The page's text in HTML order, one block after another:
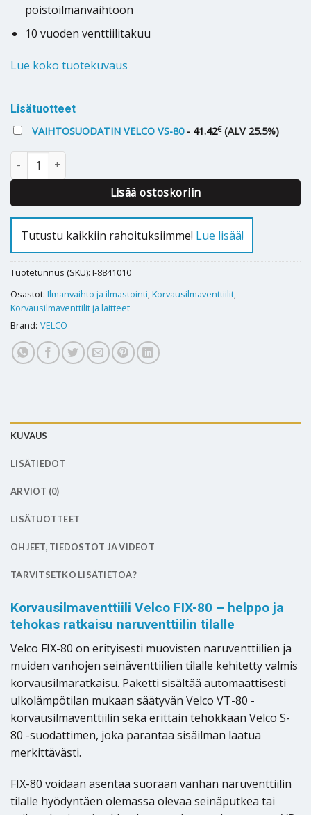
poistoilmanvaihtoon
10 vuoden venttiilitakuu
Lue koko tuotekuvaus
Lisätuotteet
VAIHTOSUODATIN VELCO VS-80- 41.42€ (ALV 25.5%)
KORVAUSILMAVENTTIILI VELCO FIX-80 määrä
Lisää ostoskoriin
Tutustu kaikkiin rahoituksiimme! Lue lisää!
Tuotetunnus (SKU): I-8841010
Osastot: Ilmanvaihto ja ilmastointi,Korvausilmaventtiilit,
Korvausilmaventtilit ja laitteet
Brand: VELCO
KUVAUS
LISÄTIEDOT
ARVIOT (0)
LISÄTUOTTEET
OHJEET, TIEDOSTOT JA VIDEOT
TARVITSETKO LISÄTIETOA?
Korvausilmaventtiili Velco FIX-80 – helppo ja
tehokas ratkaisu naruventtiilin tilalle
Velco FIX-80 on erityisesti muovisten naruventtiilien ja
muiden vanhojen seinäventtiilien tilalle kehitetty valmis
korvausilmaratkaisu. Paketti sisältää automaattisesti
ulkolämpötilan mukaan säätyvän Velco VT-80 -
korvausilmaventtiilin sekä erittäin tehokkaan Velco S-
80 -suodattimen, joka parantaa sisäilman laatua
merkittävästi.
FIX-80 voidaan asentaa suoraan vanhan naruventtiilin
tilalle hyödyntäen olemassa olevaa seinäputkea tai